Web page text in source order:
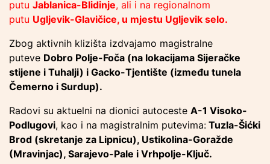
putu Jablanica-Blidinje, ali i na regionalnom
putu Ugljevik-Glavičice, u mjestu Ugljevik selo.
Zbog aktivnih klizišta izdvajamo magistralne
puteve Dobro Polje-Foča (na lokacijama Sijeračke
stijene i Tuhalji) i Gacko-Tjentište (između tunela
Čemerno i Surdup).
Radovi su aktuelni na dionici autoceste A-1 Visoko-
Podlugovi, kao i na magistralnim putevima: Tuzla-Šićki
Brod (skretanje za Lipnicu), Ustikolina-Goražde
(Mravinjac), Sarajevo-Pale i Vrhpolje-Ključ.